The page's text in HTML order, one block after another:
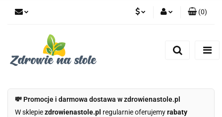
(0)
💸 Promocje i darmowa dostawa w zdrowienastole.pl
W sklepiezdrowienastole.pl regularnie oferujemyrabaty